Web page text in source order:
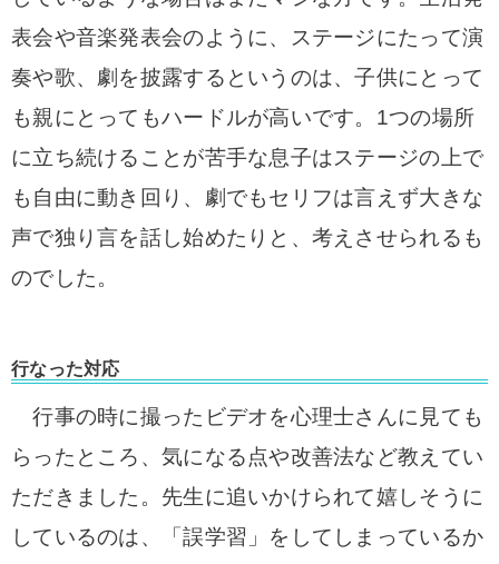
表会や音楽発表会のように、ステージにたって演
奏や歌、劇を披露するというのは、子供にとって
も親にとってもハードルが高いです。 1つの場所
に立ち続けることが苦手な息子はステージの上で
も自由に動き回り、劇でもセリフは言えず大きな
声で独り言を話し始めたりと、考えさせられるも
のでした。
行なった対応
行事の時に撮ったビデオを心理士さんに見ても
らったところ、気になる点や改善法など教えてい
ただきました。 先生に追いかけられて嬉しそうに
しているのは、「誤学習」をしてしまっているか